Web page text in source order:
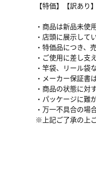
【特価】【訳あり
・商品は新品未使
・店頭に展示して
・特価品につき、
・ご使用に差し支
・竿袋、リール袋
・メーカー保証書
・商品の状態に対
・パッケージに難
・万一不具合の場
※上記ご了承の上